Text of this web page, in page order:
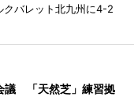
クバレット北九州に4-2
議 「天然芝」練習拠